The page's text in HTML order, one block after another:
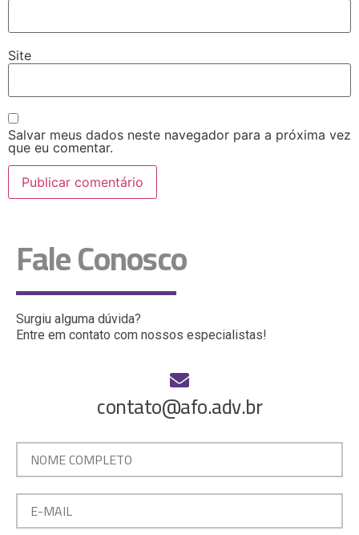
Site
Salvar meus dados neste navegador para a próxima vez
que eu comentar.
Fale Conosco
Surgiu alguma dúvida?
Entre em contato com nossos especialistas!
contato@afo.adv.br